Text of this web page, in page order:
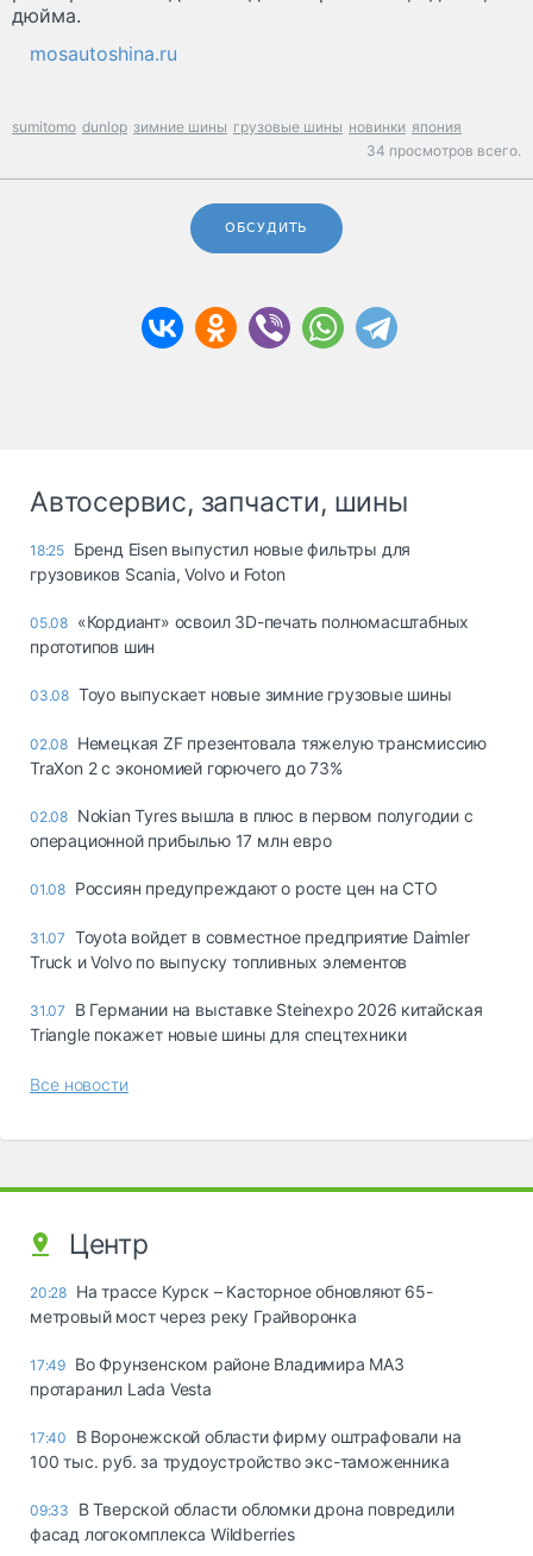
дюйма.
mosautoshina.ru
sumitomo dunlop зимние шины грузовые шины новинки япония
34 просмотров всего.
ОБСУДИТЬ
Автосервис, запчасти, шины
18:25 Бренд Eisen выпустил новые фильтры для
грузовиков Scania, Volvo и Foton
05.08 «Кордиант» освоил 3D-печать полномасштабных
прототипов шин
03.08 Toyo выпускает новые зимние грузовые шины
02.08 Немецкая ZF презентовала тяжелую трансмиссию
TraXon 2 с экономией горючего до 73%
02.08 Nokian Tyres вышла в плюс в первом полугодии с
операционной прибылью 17 млн евро
01.08 Россиян предупреждают о росте цен на СТО
31.07 Toyota войдет в совместное предприятие Daimler
Truck и Volvo по выпуску топливных элементов
31.07
В Германии на выставке Steinexpo 2026 китайская
Triangle покажет новые шины для спецтехники
Все новости
Центр
20:28 На трассе Курск – Касторное обновляют 65-
метровый мост через реку Грайворонка
17:49 Во Фрунзенском районе Владимира МАЗ
протаранил Lada Vesta
17:40
В Воронежской области фирму оштрафовали на
100 тыс. руб. за трудоустройство экс-таможенника
09:33
В Тверской области обломки дрона повредили
фасад логокомплекса Wildberries